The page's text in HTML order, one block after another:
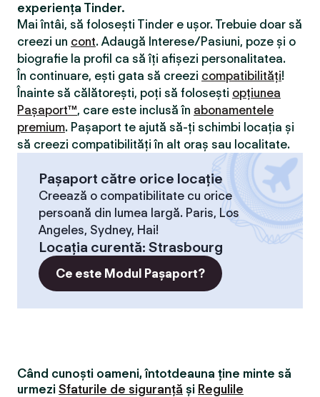
experiența Tinder.
Mai întâi, să folosești Tinder e ușor. Trebuie doar să
creezi un cont. Adaugă Interese/Pasiuni, poze și o
biografie la profil ca să îți afișezi personalitatea.
În continuare, ești gata să creezi compatibilităţi!
Înainte să călătorești, poți să folosești opțiunea
Pașaport™, care este inclusă în abonamentele
premium. Pașaport te ajută să-ți schimbi locația și
să creezi compatibilităţi în alt oraș sau localitate.
Pașaport către orice locație
Creează o compatibilitate cu orice
persoană din lumea largă. Paris, Los
Angeles, Sydney, Hai!
Locaţia curentă: Strasbourg
Ce este Modul Pașaport?
Când cunoști oameni, întotdeauna ține minte să
urmezi Sfaturile de siguranță și Regulile